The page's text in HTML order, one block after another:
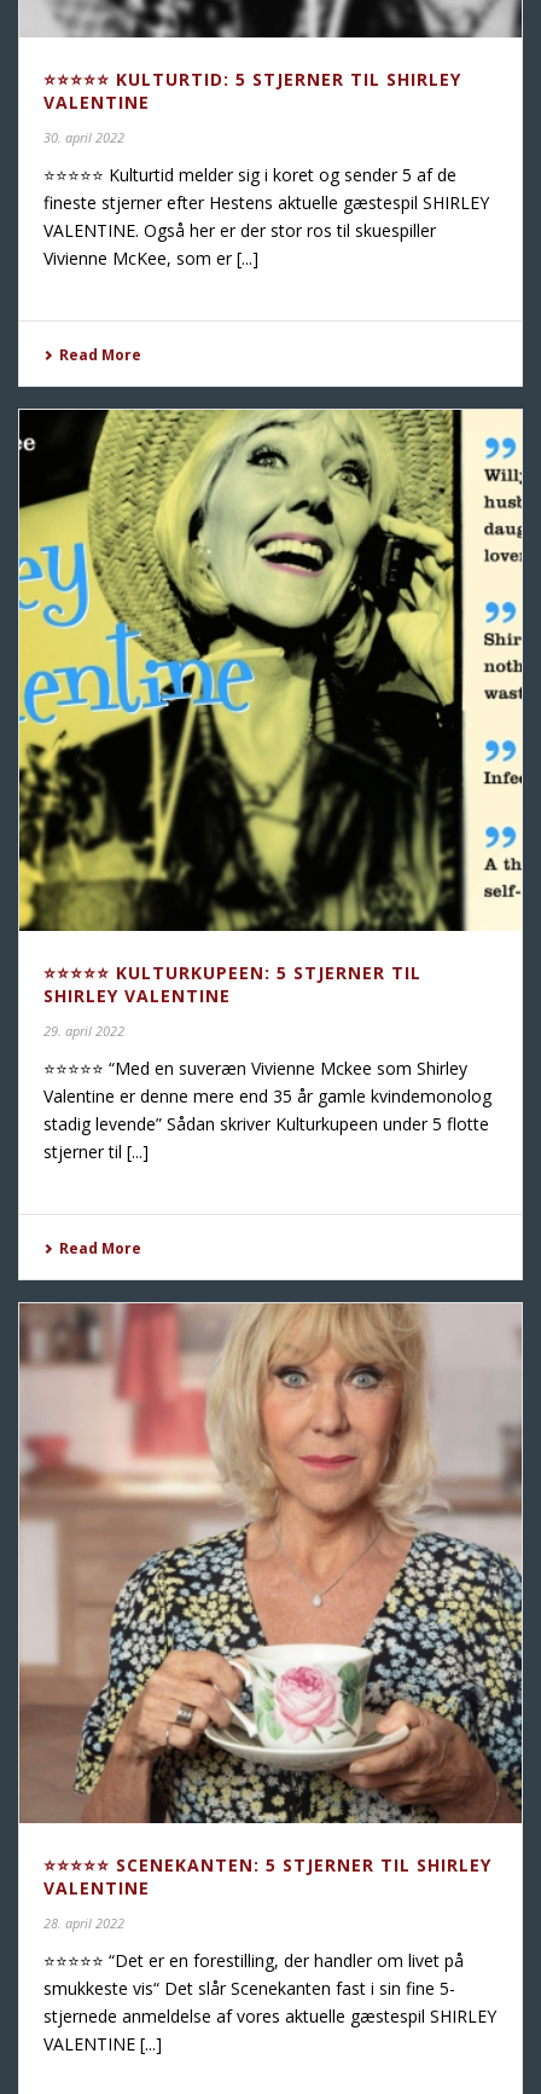
⭐️⭐️⭐️⭐️⭐️ KULTURTID: 5 STJERNER TIL SHIRLEY
VALENTINE
30. april 2022
⭐️⭐️⭐️⭐️⭐️ Kulturtid melder sig i koret og sender 5 af de
fineste stjerner efter Hestens aktuelle gæstespil SHIRLEY
VALENTINE. Også her er der stor ros til skuespiller
Vivienne McKee, som er [...]
Read More
⭐️⭐️⭐️⭐️⭐️ KULTURKUPEEN: 5 STJERNER TIL
SHIRLEY VALENTINE
29. april 2022
⭐️⭐️⭐️⭐️⭐️ “Med en suveræn Vivienne Mckee som Shirley
Valentine er denne mere end 35 år gamle kvindemonolog
stadig levende” Sådan skriver Kulturkupeen under 5 flotte
stjerner til [...]
Read More
⭐️⭐️⭐️⭐️⭐️ SCENEKANTEN: 5 STJERNER TIL SHIRLEY
VALENTINE
28. april 2022
⭐️⭐️⭐️⭐️⭐️ “Det er en forestilling, der handler om livet på
smukkeste vis“ Det slår Scenekanten fast i sin fine 5-
stjernede anmeldelse af vores aktuelle gæstespil SHIRLEY
VALENTINE [...]